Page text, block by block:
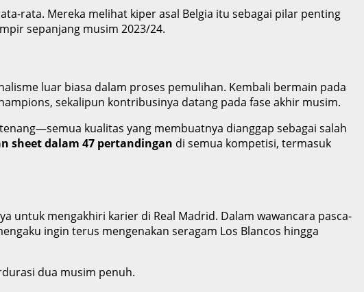
rata. Mereka melihat kiper asal Belgia itu sebagai pilar penting
sepanjang musim 2023/24.
luar biasa dalam proses pemulihan. Kembali bermain pada
sekalipun kontribusinya datang pada fase akhir musim.
kualitas yang membuatnya dianggap sebagai salah
sheet dalam 47 pertandingan di semua kompetisi, termasuk
untuk mengakhiri karier di Real Madrid. Dalam wawancara pasca-
ingin terus mengenakan seragam Los Blancos hingga
dua musim penuh.